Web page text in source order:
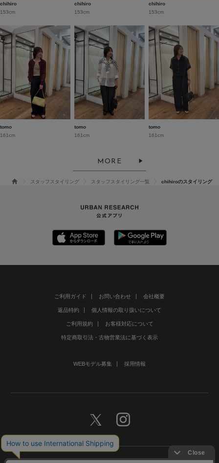
chihiro
153cm
chihiro
153cm
chihiro
153cm
tomo
161cm
tomo
161cm
tomo
161cm
MORE
スタッフスタイリング スタッフスタイリング一覧 chihiroのスタイリング
ご利用ガイド お問い合わせ 会社概要
返品特約 個人情報の取り扱いについて
ご利用規約 お客様対応について
特定商取引法・古物営業法に基づく表示
WEBモデル募集 採用情報